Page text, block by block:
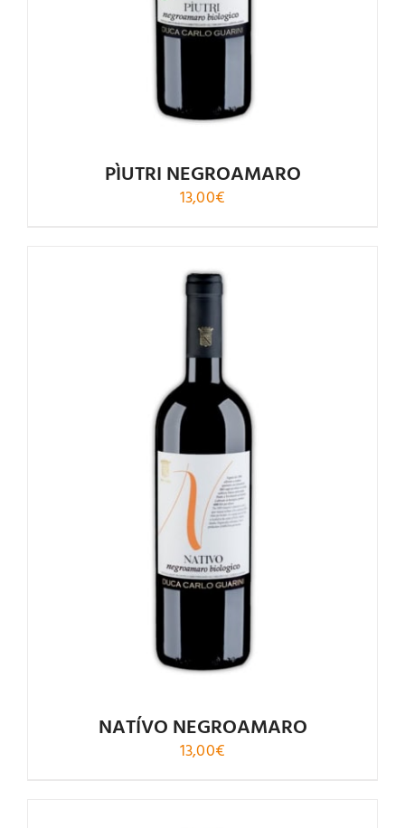
PÌUTRI NEGROAMARO
13,00€
Valutato
4.08 su 5
NATÍVO NEGROAMARO
13,00€